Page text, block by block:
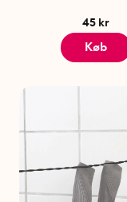
45 kr
Køb